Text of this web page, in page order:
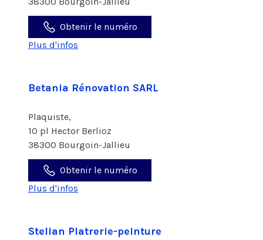
Obtenir le numéro
Plus d'infos
Betania Rénovation SARL
Plaquiste,
10 pl Hector Berlioz
38300 Bourgoin-Jallieu
Obtenir le numéro
Plus d'infos
Stelian Platrerie-peinture